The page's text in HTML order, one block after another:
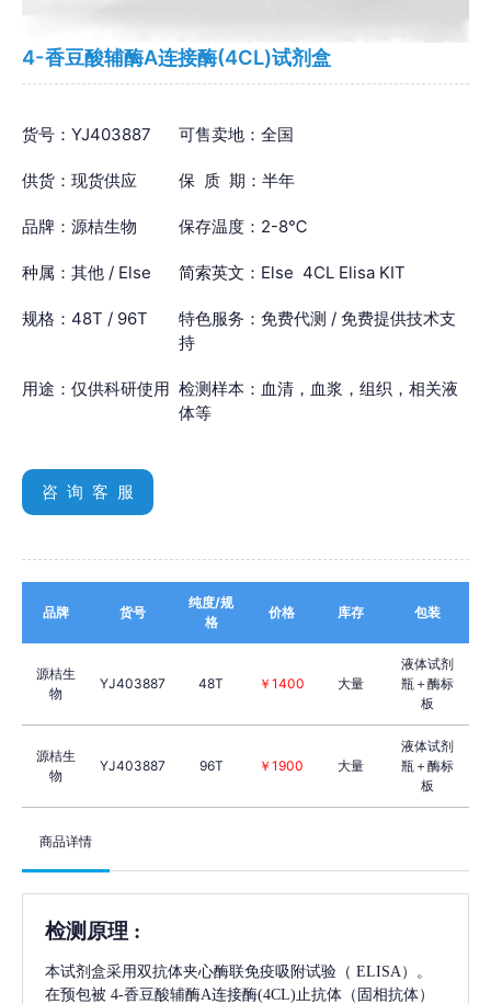
4-香豆酸辅酶A连接酶(4CL)试剂盒
货号：YJ403887 可售卖地：全国
供货：现货供应 保 质 期：半年
品牌：源桔生物 保存温度：2-8℃
种属：其他 / Else 简索英文：Else 4CL Elisa KIT
规格：48T / 96T
特色服务：免费代测 / 免费提供技术支
持
用途：仅供科研使用 检测样本：血清，血浆，组织，相关液
体等
咨 询 客 服
品牌 货号
纯度/规
格
价格 库存 包装
源桔生
物
YJ403887 48T ￥1400 大量
液体试剂
瓶＋酶标
板
源桔生
物
YJ403887 96T ￥1900 大量
液体试剂
瓶＋酶标
板
商品详情
检测原理 :
本试剂盒采用双抗体夹心酶联免疫吸附试验（ ELISA）。
在预包被 4-香豆酸辅酶A连接酶(4CL)止抗体（固相抗体）